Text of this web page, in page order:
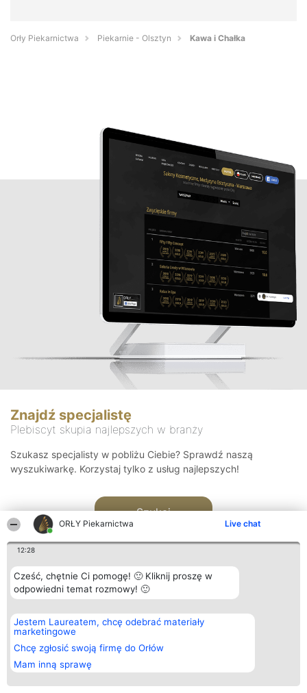
ORŁY Piekarnictwa Live chat
12:28
Cześć, chętnie Ci pomogę! 🙂 Kliknij proszę w
odpowiedni temat rozmowy! 🙂
Jestem Laureatem, chcę odebrać materiały
marketingowe
Chcę zgłosić swoją firmę do Orłów
Mam inną sprawę
Orły Piekarnictwa Piekarnie - Olsztyn Kawa i Chałka
Znajdź specjalistę
Plebiscyt skupia najlepszych w branży
Szukasz specjalisty w pobliżu Ciebie? Sprawdź naszą
wyszukiwarkę. Korzystaj tylko z usług najlepszych!
Szukaj
Organizator plebiscytu
Bright Side Solutions sp. z o.
o. sp. k.
ul. Ruska 22
Wrocław 50-079
KRS 0000749100 | Regon
381313360 | NIP 8943132676
Plebiscyt
Laureaci
wszystkich
Laureatów
Regulamin
Kontakt
Kontakt